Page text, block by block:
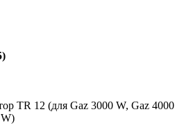
TR 12 (для Gaz 3000 W, Gaz 4000